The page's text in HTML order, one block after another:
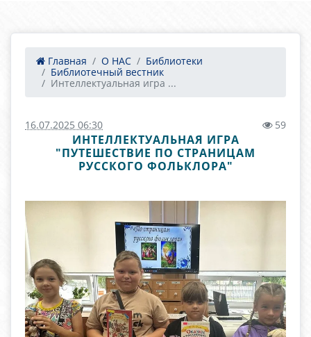
Главная О НАС
Библиотеки
Библиотечный вестник
Интеллектуальная игра ...
16.07.2025 06:30 59
ИНТЕЛЛЕКТУАЛЬНАЯ ИГРА
"ПУТЕШЕСТВИЕ ПО СТРАНИЦАМ
РУССКОГО ФОЛЬКЛОРА"